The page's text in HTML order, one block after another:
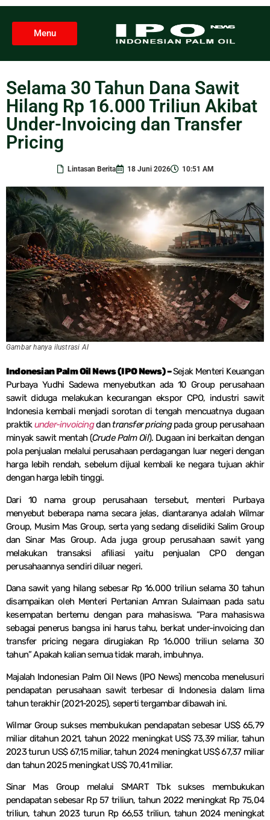
Menu
Selama 30 Tahun Dana Sawit
Hilang Rp 16.000 Triliun Akibat
Under-Invoicing dan Transfer
Pricing
Lintasan Berita 18 Juni 2026 10:51 AM
Gambar hanya ilustrasi AI
Indonesian Palm Oil News (IPO News) –Sejak Menteri Keuangan
Purbaya Yudhi Sadewa menyebutkan ada 10 Group perusahaan
sawit diduga melakukan kecurangan ekspor CPO, industri sawit
Indonesia kembali menjadi sorotan di tengah mencuatnya dugaan
praktikunder-invoicingdantransfer pricingpada group perusahaan
minyak sawit mentah (Crude Palm Oil). Dugaan ini berkaitan dengan
pola penjualan melalui perusahaan perdagangan luar negeri dengan
harga lebih rendah, sebelum dijual kembali ke negara tujuan akhir
dengan harga lebih tinggi.
Dari 10 nama group perusahaan tersebut, menteri Purbaya
menyebut beberapa nama secara jelas, diantaranya adalah Wilmar
Group, Musim Mas Group, serta yang sedang diselidiki Salim Group
dan Sinar Mas Group. Ada juga group perusahaan sawit yang
melakukan transaksi afiliasi yaitu penjualan CPO dengan
perusahaannya sendiri diluar negeri.
Dana sawit yang hilang sebesar Rp 16.000 triliun selama 30 tahun
disampaikan oleh Menteri Pertanian Amran Sulaimaan pada satu
kesempatan bertemu dengan para mahasiswa. “Para mahasiswa
sebagai penerus bangsa ini harus tahu, berkat under-invoicing dan
transfer pricing negara dirugiakan Rp 16.000 triliun selama 30
tahun” Apakah kalian semua tidak marah, imbuhnya.
Majalah Indonesian Palm Oil News (IPO News) mencoba menelusuri
pendapatan perusahaan sawit terbesar di Indonesia dalam lima
tahun terakhir (2021-2025), seperti tergambar dibawah ini.
Wilmar Group sukses membukukan pendapatan sebesar US$ 65,79
miliar ditahun 2021, tahun 2022 meningkat US$ 73,39 miliar, tahun
2023 turun US$ 67,15 miliar, tahun 2024 meningkat US$ 67,37 miliar
dan tahun 2025 meningkat US$ 70,41 miliar.
Sinar Mas Group melalui SMART Tbk sukses membukukan
pendapatan sebesar Rp 57 triliun, tahun 2022 meningkat Rp 75,04
triliun, tahun 2023 turun Rp 66,53 triliun, tahun 2024 meningkat